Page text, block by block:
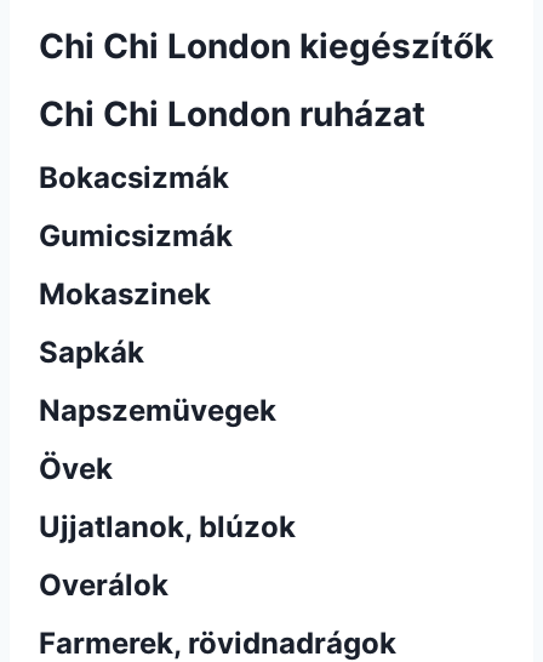
Chi Chi London kiegészítők
Chi Chi London ruházat
Bokacsizmák
Gumicsizmák
Mokaszinek
Sapkák
Napszemüvegek
Övek
Ujjatlanok, blúzok
Overálok
Farmerek, rövidnadrágok